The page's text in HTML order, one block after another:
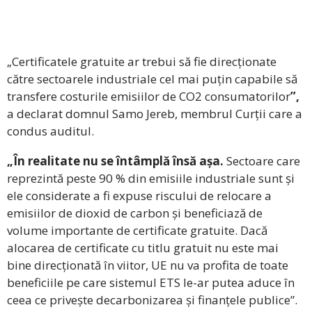
„Certificatele gratuite ar trebui să fie direcționate
către sectoarele industriale cel mai puțin capabile să
transfere costurile emisiilor de CO2 consumatorilor”,
a declarat domnul Samo Jereb, membrul Curții care a
condus auditul.
„În realitate nu se întâmplă însă așa. Sectoare care
reprezintă peste 90 % din emisiile industriale sunt și
ele considerate a fi expuse riscului de relocare a
emisiilor de dioxid de carbon și beneficiază de
volume importante de certificate gratuite. Dacă
alocarea de certificate cu titlu gratuit nu este mai
bine direcționată în viitor, UE nu va profita de toate
beneficiile pe care sistemul ETS le-ar putea aduce în
ceea ce privește decarbonizarea și finanțele publice”.